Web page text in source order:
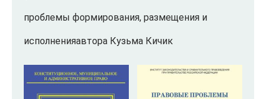
проблемы формирования, размещения и
исполненияавтора Кузьма Кичик